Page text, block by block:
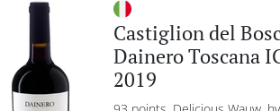
Castiglion del
Dainero Toscana
2019